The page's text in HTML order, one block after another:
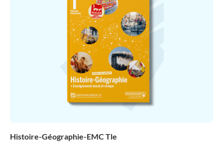
Histoire-Géographie-EMC Tle